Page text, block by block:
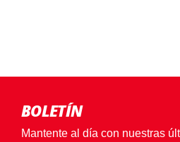
BOLETÍN
Mantente al día con nuestras